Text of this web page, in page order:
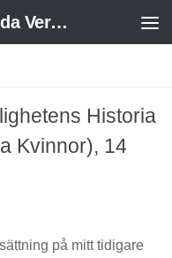
Välkomna till en Ny Framtida Verklighet
Historia
Kvinnor), 14
på mitt tidigare